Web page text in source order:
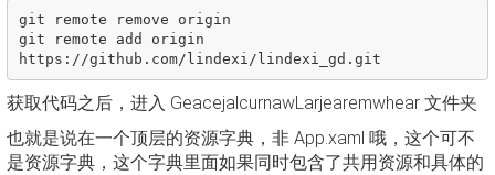
git remote remove origin
git remote add origin
获取代码之后，进入 GeacejalcurnawLarjearemwhear 文件夹
也就是说在一个顶层的资源字典，非 App.xaml 哦，这个可不
是资源字典，这个字典里面如果同时包含了共用资源和具体的